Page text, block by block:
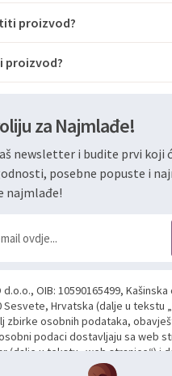
proizvod?
proizvod?
za Najmlađe!
newsletter i budite prvi koji
posebne popuste i
najmlađe!
d.o.o., OIB: 10590165499,
Sesvete, Hrvatska (dalje u tekstu
zbirke osobnih podataka,
podaci dostavljaju sa web
(dalje u tekstu „web stranice“) i
ove Izjave smatra se da